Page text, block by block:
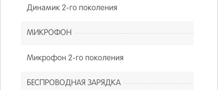
Динамик 2‑го поколения
МИКРОФОН
Микрофон 2‑го поколения
БЕСПРОВОДНАЯ ЗАРЯДКА